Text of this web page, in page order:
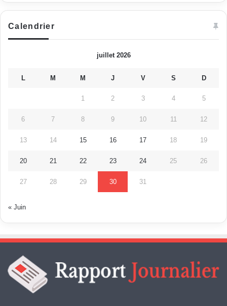
Calendrier
juillet 2026
L M M J V S D
1 2 3 4 5
6 7 8 9 10 11 12
13 14 15 16 17 18 19
20 21 22 23 24 25 26
27 28 29 30 31
« Juin